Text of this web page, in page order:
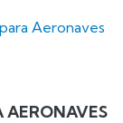
Aeronaves
AERONAVES